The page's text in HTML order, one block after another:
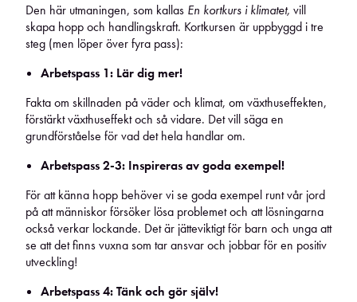
Den här utmaningen, som kallas En kortkurs i klimatet, vill
skapa hopp och handlingskraft. Kortkursen är uppbyggd i tre
steg (men löper över fyra pass):
Arbetspass 1: Lär dig mer!
Fakta om skillnaden på väder och klimat, om växthuseffekten,
förstärkt växthuseffekt och så vidare. Det vill säga en
grundförståelse för vad det hela handlar om.
Arbetspass 2-3: Inspireras av goda exempel!
För att känna hopp behöver vi se goda exempel runt vår jord
på att människor försöker lösa problemet och att lösningarna
också verkar lockande. Det är jätteviktigt för barn och unga att
se att det finns vuxna som tar ansvar och jobbar för en positiv
utveckling!
Arbetspass 4: Tänk och gör själv!